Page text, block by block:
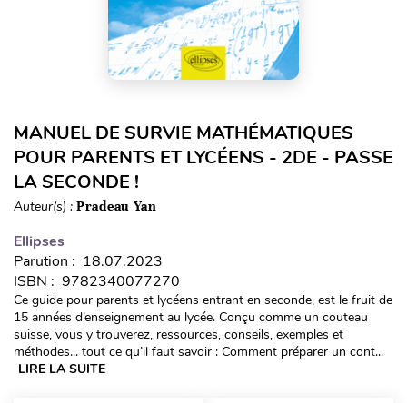
MANUEL DE SURVIE MATHÉMATIQUES
POUR PARENTS ET LYCÉENS - 2DE - PASSE
LA SECONDE !
Auteur(s) : Pradeau Yan
Ellipses
Parution : 18.07.2023
ISBN : 9782340077270
Ce guide pour parents et lycéens entrant en seconde, est le fruit de
15 années d’enseignement au lycée. Conçu comme un couteau
suisse, vous y trouverez, ressources, conseils, exemples et
méthodes... tout ce qu’il faut savoir : Comment préparer un cont...
LIRE LA SUITE